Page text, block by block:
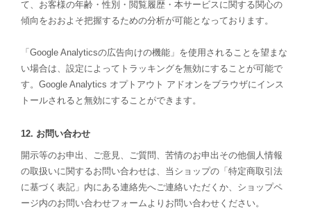
て、お客様の年齢・性別・閲覧履歴・本サービスに関する関心の
傾向をおおよそ把握するための分析が可能となっております。
「Google Analyticsの広告向けの機能」を使用されることを望まな
い場合は、設定によってトラッキングを無効にすることが可能で
す。Google Analytics オプトアウト アドオンをブラウザにインス
トールされると無効にすることができます。
12. お問い合わせ
開示等のお申出、ご意見、ご質問、苦情のお申出その他個人情報
の取扱いに関するお問い合わせは、当ショップの「特定商取引法
に基づく表記」内にある連絡先へご連絡いただくか、ショップペ
ージ内のお問い合わせフォームよりお問い合わせください。